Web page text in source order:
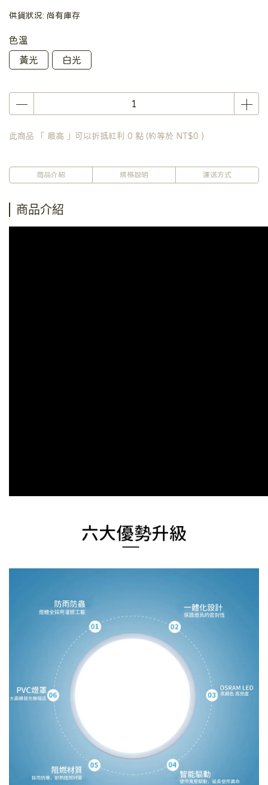
供貨狀況: 尚有庫存
色溫
黃光
白光
此商品 「 最高 」可以折抵紅利 0 點 (約等於 NT$0 )
商品介紹 規格說明 運送方式
商品介紹